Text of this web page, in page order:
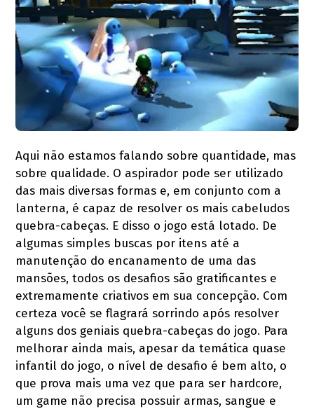
Aqui não estamos falando sobre quantidade, mas
sobre qualidade. O aspirador pode ser utilizado
das mais diversas formas e, em conjunto com a
lanterna, é capaz de resolver os mais cabeludos
quebra-cabeças. E disso o jogo está lotado. De
algumas simples buscas por itens até a
manutenção do encanamento de uma das
mansões, todos os desafios são gratificantes e
extremamente criativos em sua concepção. Com
certeza você se flagrará sorrindo após resolver
alguns dos geniais quebra-cabeças do jogo. Para
melhorar ainda mais, apesar da temática quase
infantil do jogo, o nível de desafio é bem alto, o
que prova mais uma vez que para ser hardcore,
um game não precisa possuir armas, sangue e